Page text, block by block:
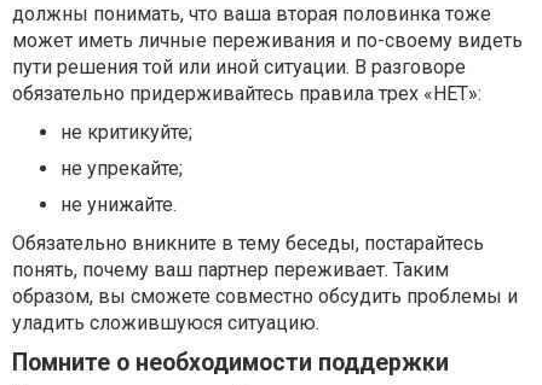
должны понимать, что ваша вторая половинка тоже
может иметь личные переживания и по-своему видеть
пути решения той или иной ситуации. В разговоре
обязательно придерживайтесь правила трех «НЕТ»:
не критикуйте;
не упрекайте;
не унижайте.
Обязательно вникните в тему беседы, постарайтесь
понять, почему ваш партнер переживает. Таким
образом, вы сможете совместно обсудить проблемы и
уладить сложившуюся ситуацию.
Помните о необходимости поддержки